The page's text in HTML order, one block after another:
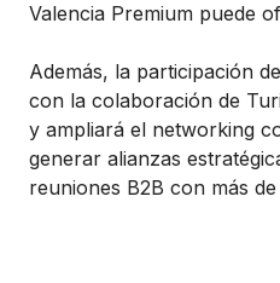
Valencia Premium puede
Además, la participación
con la colaboración de
y ampliará el networking
generar alianzas
reuniones B2B con más